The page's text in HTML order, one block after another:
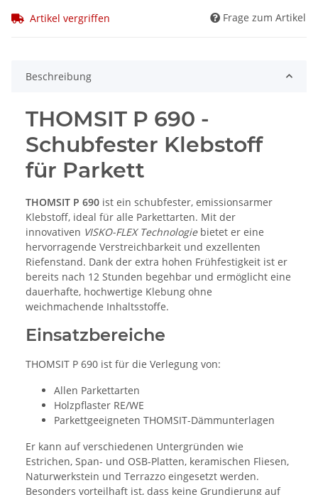
Artikel vergriffen Frage zum Artikel
Beschreibung
THOMSIT P 690 -
Schubfester Klebstoff
für Parkett
THOMSIT P 690 ist ein schubfester, emissionsarmer
Klebstoff, ideal für alle Parkettarten. Mit der
innovativen VISKO-FLEX Technologiebietet er eine
hervorragende Verstreichbarkeit und exzellenten
Riefenstand. Dank der extra hohen Frühfestigkeit ist er
bereits nach 12 Stunden begehbar und ermöglicht eine
dauerhafte, hochwertige Klebung ohne
weichmachende Inhaltsstoffe.
Einsatzbereiche
THOMSIT P 690 ist für die Verlegung von:
Allen Parkettarten
Holzpflaster RE/WE
Parkettgeeigneten THOMSIT-Dämmunterlagen
Er kann auf verschiedenen Untergründen wie
Estrichen, Span- und OSB-Platten, keramischen Fliesen,
Naturwerkstein und Terrazzo eingesetzt werden.
Besonders vorteilhaft ist, dass keine Grundierung auf